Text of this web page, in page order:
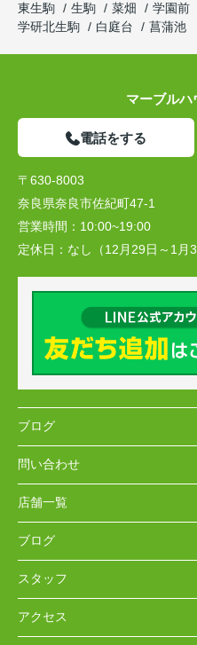
東生駒
生駒 菜畑 学園前
学研北生駒
白庭台 菖蒲池
マーブルハ
電話をする
〒630-8003
奈良県奈良市佐紀町47-1
営業時間： 10:00~19:00
定休日： なし（12月29日～1月3
ブログ
問い合わせ
店舗一覧
ブログ
スタッフ
アクセス